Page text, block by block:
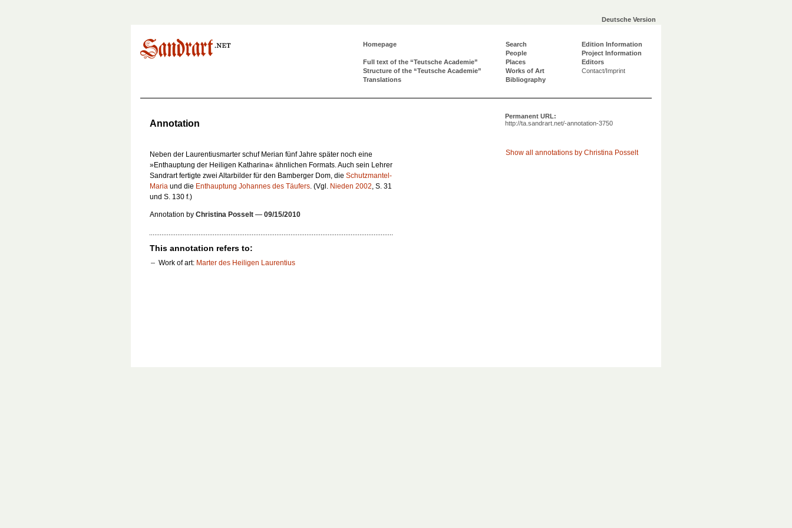
Deutsche Version
Homepage
Full text of the “Teutsche Academie”
Structure of the “Teutsche Academie”
Translations
Search
People
Places
Works of Art
Bibliography
Edition Information
Project Information
Editors
Contact/Imprint
Permanent URL:
http://ta.sandrart.net/-annotation-3750
Annotation
Show all annotations by Christina Posselt
Neben der Laurentiusmarter schuf Merian fünf Jahre später noch eine
»Enthauptung der Heiligen Katharina« ähnlichen Formats. Auch sein Lehrer
Sandrart fertigte zwei Altarbilder für den Bamberger Dom, die Schutzmantel-
Maria und die Enthauptung Johannes des Täufers. (Vgl. Nieden 2002, S. 31
und S. 130 f.)
Annotation by Christina Posselt — 09/15/2010
This annotation refers to:
Work of art: Marter des Heiligen Laurentius